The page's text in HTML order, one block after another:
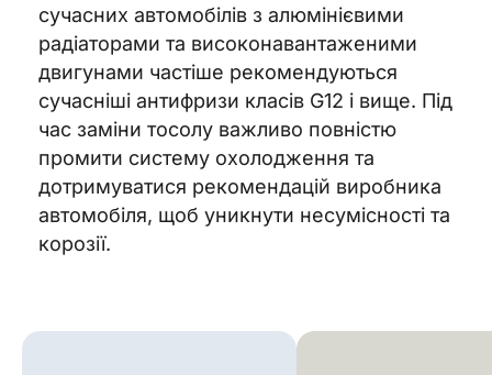
сучасних автомобілів з алюмінієвими
радіаторами та високонавантаженими
двигунами частіше рекомендуються
сучасніші антифризи класів G12 і вище. Під
час заміни тосолу важливо повністю
промити систему охолодження та
дотримуватися рекомендацій виробника
автомобіля, щоб уникнути несумісності та
корозії.